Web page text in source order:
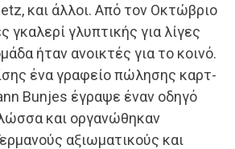
και άλλοι. Από τον Οκτώβριο
γκαλερί γλυπτικής για λίγες
ήταν ανοικτές για το κοινό.
ένα γραφείο πώλησης καρτ-
Bunjes έγραψε έναν οδηγό
και οργανώθηκαν
αξιωματικούς και